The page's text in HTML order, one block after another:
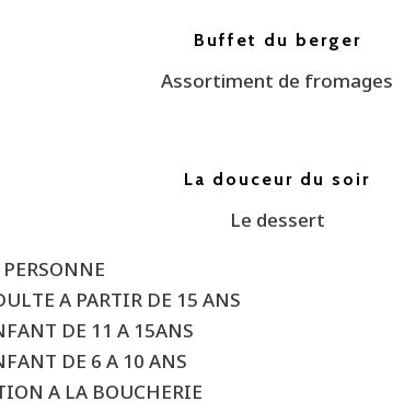
Buffet du berger
Assortiment de fromages
La douceur du soir
Le dessert
A PARTIR DE 15 ANS
DE 11 A 15ANS
DE 6 A 10 ANS
A LA BOUCHERIE